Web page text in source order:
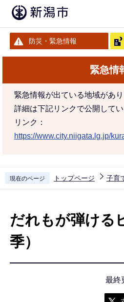
防災・緊急情報
緊急情
緊急情報が出ている地域があり
詳細は下記リンクで公開してい
リンク：
https://www.city.niigata.lg.jp/
現在のページ トップページ 子育
だれもが弾ける
季）
最終